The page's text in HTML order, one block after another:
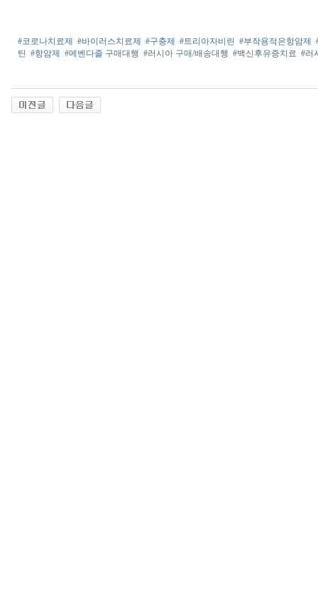
#코로나치료제 #바이러스치료제 #구충제 #트리아자비린 #부작용적은항암제
틴 #항암제 #메벤다졸 구매대행 #러시아 구매/배송대행 #백신후유증치료 #러